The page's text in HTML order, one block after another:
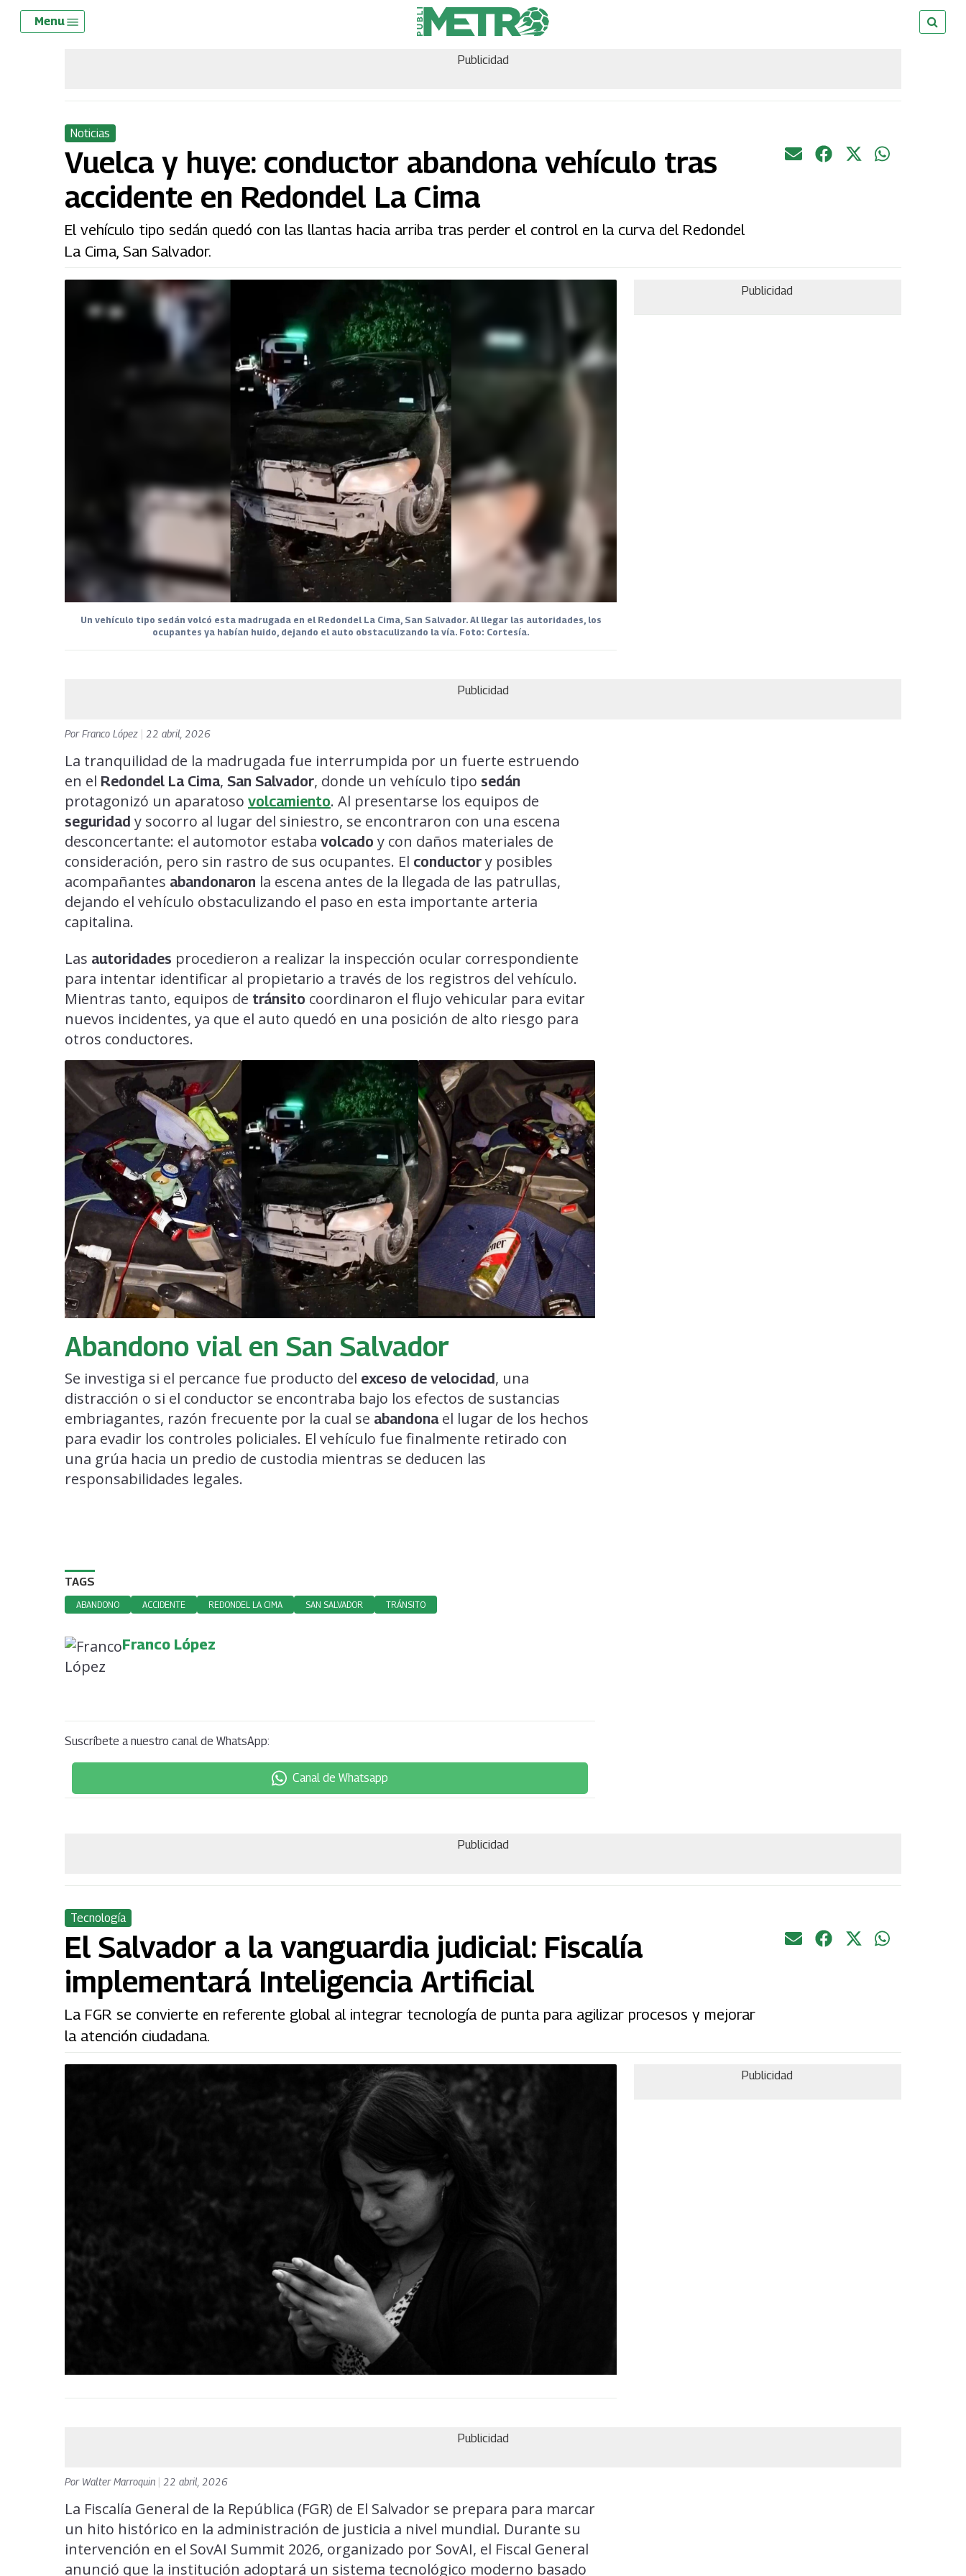
Skip
Menu
Publicidad
Noticias
Vuelca y huye: conductor abandona vehículo tras
accidente en Redondel La Cima
El vehículo tipo sedán quedó con las llantas hacia arriba tras perder el control en la curva del Redondel
La Cima, San Salvador.
Un vehículo tipo sedán volcó esta madrugada en el Redondel La Cima, San Salvador. Al llegar las autoridades, los
ocupantes ya habían huido, dejando el auto obstaculizando la vía. Foto: Cortesía.
Publicidad
Publicidad
PorFranco López 22 abril, 2026
La tranquilidad de la madrugada fue interrumpida por un fuerte estruendo
en el Redondel La Cima, San Salvador, donde un vehículo tipo sedán
protagonizó un aparatoso volcamiento. Al presentarse los equipos de
seguridad y socorro al lugar del siniestro, se encontraron con una escena
desconcertante: el automotor estaba volcado y con daños materiales de
consideración, pero sin rastro de sus ocupantes. El conductor y posibles
acompañantes abandonaron la escena antes de la llegada de las patrullas,
dejando el vehículo obstaculizando el paso en esta importante arteria
capitalina.
Las autoridades procedieron a realizar la inspección ocular correspondiente
para intentar identificar al propietario a través de los registros del vehículo.
Mientras tanto, equipos de tránsito coordinaron el flujo vehicular para evitar
nuevos incidentes, ya que el auto quedó en una posición de alto riesgo para
otros conductores.
Abandono vial en San Salvador
Se investiga si el percance fue producto del exceso de velocidad, una
distracción o si el conductor se encontraba bajo los efectos de sustancias
embriagantes, razón frecuente por la cual se abandonael lugar de los hechos
para evadir los controles policiales. El vehículo fue finalmente retirado con
una grúa hacia un predio de custodia mientras se deducen las
responsabilidades legales.
TAGS
ABANDONO ACCIDENTE REDONDEL LA CIMA SAN SALVADOR TRÁNSITO
Franco López
Suscríbete a nuestro canal de WhatsApp:
Canal de Whatsapp
Publicidad
Tecnología
El Salvador a la vanguardia judicial: Fiscalía
implementará Inteligencia Artificial
La FGR se convierte en referente global al integrar tecnología de punta para agilizar procesos y mejorar
la atención ciudadana.
Publicidad
Publicidad
Por Walter Marroquin 22 abril, 2026
La Fiscalía General de la República (FGR) de El Salvador se prepara para marcar
un hito histórico en la administración de justicia a nivel mundial. Durante su
intervención en el SovAI Summit 2026, organizado por SovAI, el Fiscal General
anunció que la institución adoptará un sistema tecnológico moderno basado
Menu